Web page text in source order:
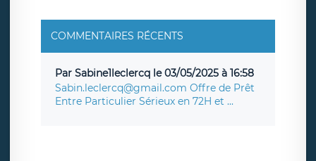
COMMENTAIRES RÉCENTS
Par Sabine1leclercq le 03/05/2025 à 16:58
Sabin.leclercq@gmail.com Offre de Prêt
Entre Particulier Sérieux en 72H et ...